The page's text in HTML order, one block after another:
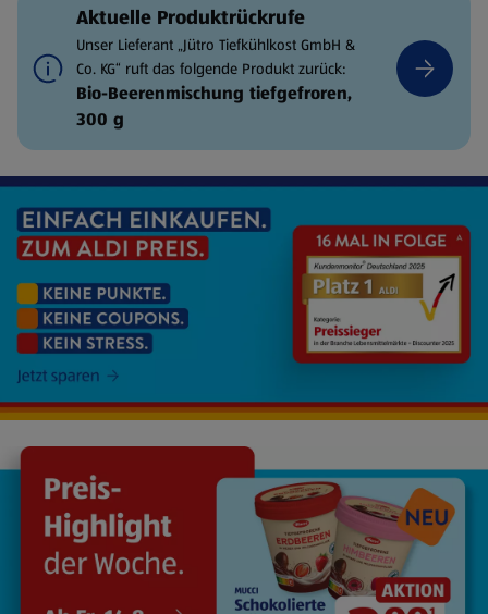
Aktuelle Produktrückrufe
Unser Lieferant „Jütro Tiefkühlkost GmbH &
Co. KG“ ruft das folgende Produkt zurück:
Bio-Beerenmischung tiefgefroren,
300 g